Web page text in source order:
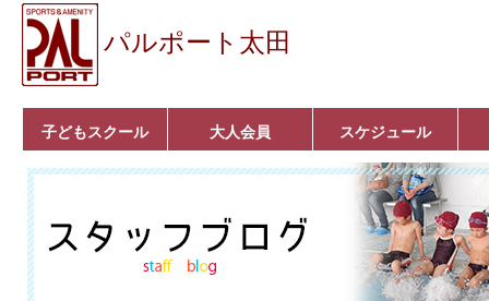
パルポート太田
子どもスクール
ベビーコース
幼児コース
小学生コース
育成コース
選手コース
キッズパーク(体操教
室)
クラシックバレエ
ボルダリング
■入会案内
大人会員
いきいきコース
トライアスロン
フィットネス
■入会案内
スケジュール